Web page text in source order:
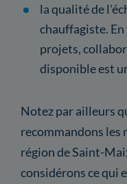
la qualité de
chauffagiste. En
projets,
disponible est
Notez par ailleurs
recommandons les
région de Saint-
considérons ce qui